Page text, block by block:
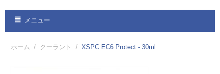
メニュー
ホーム / クーラント / XSPC EC6 Protect - 30ml